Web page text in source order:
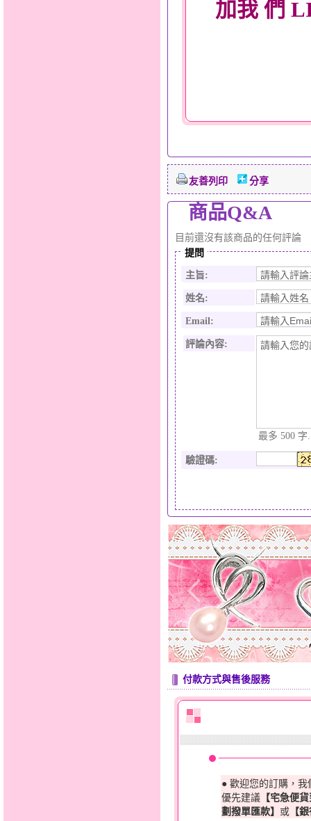
加我 們
友善列印 分享
商品Q&A
目前還沒有該商品的任何評論
提問
主旨:
姓名:
Email:
評論內容:
最多 500 字.
驗證碼:
付款方式與售後服務
● 歡迎您的訂購，
優先建議 【宅急便
劃撥單匯款】 或 【